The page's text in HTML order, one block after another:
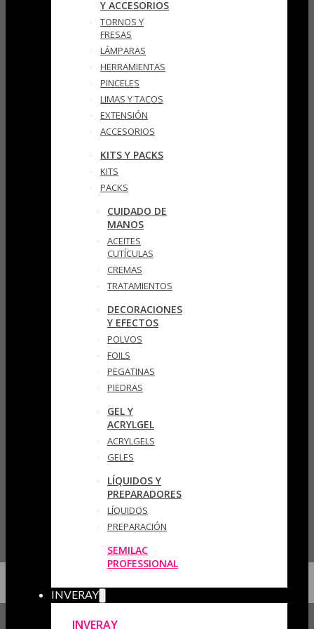
Y ACCESORIOS
TORNOS Y
FRESAS
LÁMPARAS
HERRAMIENTAS
PINCELES
LIMAS Y TACOS
EXTENSIÓN
ACCESORIOS
KITS Y PACKS
KITS
PACKS
CUIDADO DE
MANOS
ACEITES
CUTÍCULAS
CREMAS
TRATAMIENTOS
DECORACIONES
Y EFECTOS
POLVOS
FOILS
PEGATINAS
PIEDRAS
GEL Y
ACRYLGEL
ACRYLGELS
GELES
LÍQUIDOS Y
PREPARADORES
LÍQUIDOS
PREPARACIÓN
SEMILAC
PROFESSIONAL
INVERAY
INVERAY